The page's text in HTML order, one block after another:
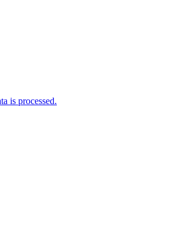
is processed.